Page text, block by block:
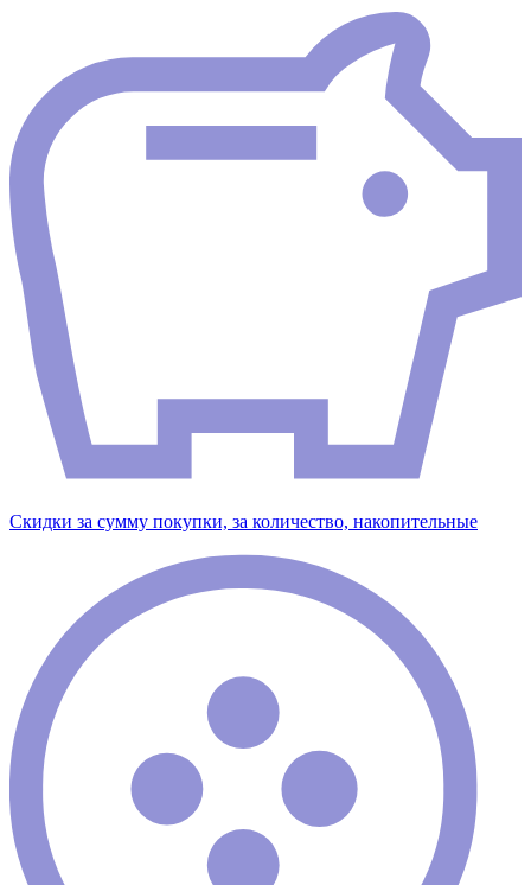
Скидки за сумму покупки, за количество, накопительные